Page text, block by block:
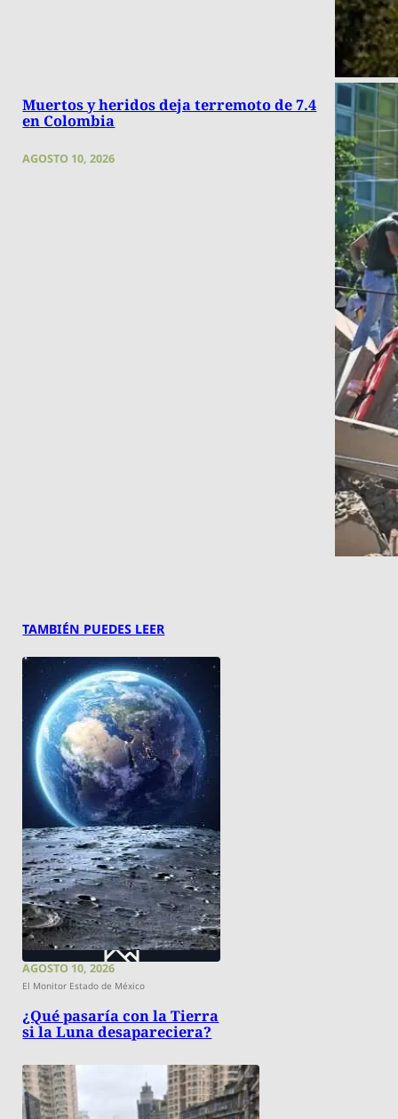
Muertos y heridos deja terremoto de 7.4
en Colombia
AGOSTO 10, 2026
TAMBIÉN PUEDES LEER
AGOSTO 10, 2026
El Monitor Estado de México
¿Qué pasaría con la Tierra
si la Luna desapareciera?